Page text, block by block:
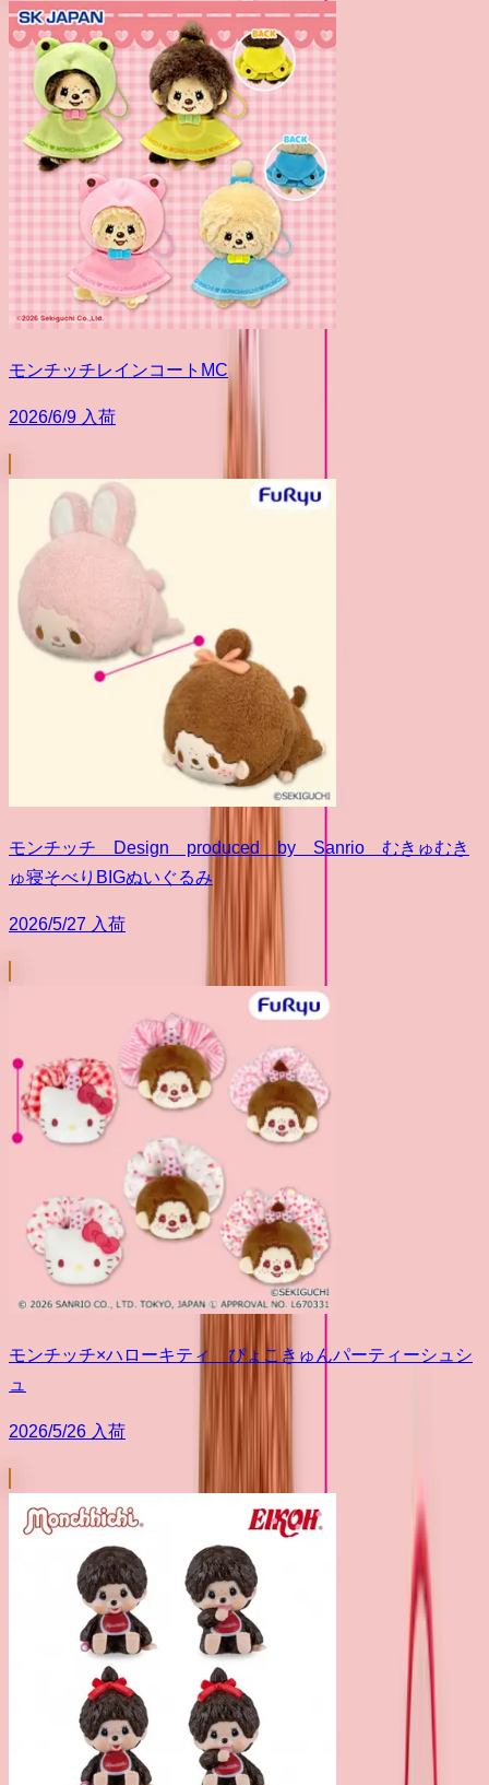
モンチッチレインコートMC
2026/6/9 入荷
モンチッチ Design produced by Sanrio むきゅむき
ゅ寝そべりBIGぬいぐるみ
2026/5/27 入荷
モンチッチ×ハローキティ ぴょこきゅんパーティーシュシ
ュ
2026/5/26 入荷